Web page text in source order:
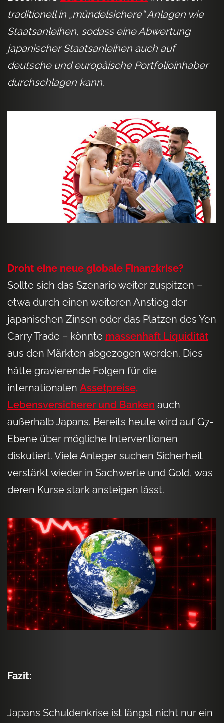
traditionell in „mündelsichere“ Anlagen wie
Staatsanleihen, sodass eine Abwertung
japanischer Staatsanleihen auch auf
deutsche und europäische Portfolioinhaber
durchschlagen kann.
Droht eine neue globale Finanzkrise?
Sollte sich das Szenario weiter zuspitzen –
etwa durch einen weiteren Anstieg der
japanischen Zinsen oder das Platzen des Yen
Carry Trade – könnte massenhaft Liquidität
aus den Märkten abgezogen werden. Dies
hätte gravierende Folgen für die
internationalen Assetpreise,
Lebensversicherer und Banken auch
außerhalb Japans. Bereits heute wird auf G7-
Ebene über mögliche Interventionen
diskutiert. Viele Anleger suchen Sicherheit
verstärkt wieder in Sachwerte und Gold, was
deren Kurse stark ansteigen lässt.
Fazit:
Japans Schuldenkrise ist längst nicht nur ein